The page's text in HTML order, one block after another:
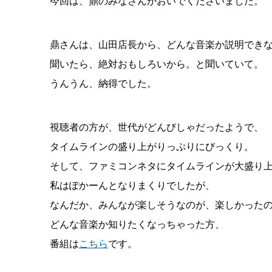
鼎さんは、山田店長から、どんな音楽か説明できな
聞いたら、絶対おもしろいから。と聞いていて。
うんうん、納得でした。
視聴者の方が、世代がどんびしゃだったようで、
タイムラインの盛り上がりっぷりにびっくり。
そして、ファミコンネタにタイムラインが大盛り上
私はぽかーんとなりまくりでしたが、
なんだか、みんなが楽しそうなのが、楽しかったの
どんな音楽か知りたくなっちゃった方、
番組はこちらです。